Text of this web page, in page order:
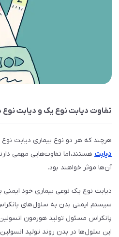
تفاوت دیابت نوع یک و دیابت نوع
هرچند که هر دو نوع بیماری دیابت نوع
دیابت هستند، اما تفاوت‌هایی مهمی
آن‌ها موثر خواهند بود.
دیابت نوع یک نوعی بیماری خود
سیستم ایمنی بدن به سلول‌های
پانکراس مسئول تولید هورمون
این سلول‌ها در بدن روند تولید